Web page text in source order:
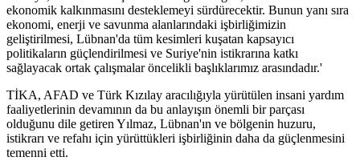
ekonomik kalkınmasını desteklemeyi sürdürecektir. Bunun yanı sıra
ekonomi, enerji ve savunma alanlarındaki işbirliğimizin
geliştirilmesi, Lübnan'da tüm kesimleri kuşatan kapsayıcı
politikaların güçlendirilmesi ve Suriye'nin istikrarına katkı
sağlayacak ortak çalışmalar öncelikli başlıklarımız arasındadır.'
TİKA, AFAD ve Türk Kızılay aracılığıyla yürütülen insani yardım
faaliyetlerinin devamının da bu anlayışın önemli bir parçası
olduğunu dile getiren Yılmaz, Lübnan'ın ve bölgenin huzuru,
istikrarı ve refahı için yürüttükleri işbirliğinin daha da güçlenmesini
temenni etti.